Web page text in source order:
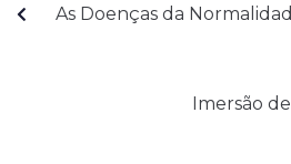
As Doenças da
Imersão